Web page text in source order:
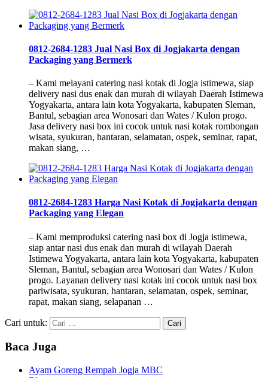
0812-2684-1283 Jual Nasi Box di Jogjakarta dengan
Packaging yang Bermerk
– Kami melayani catering nasi kotak di Jogja istimewa, siap
delivery nasi dus enak dan murah di wilayah Daerah Istimewa
Yogyakarta, antara lain kota Yogyakarta, kabupaten Sleman,
Bantul, sebagian area Wonosari dan Wates / Kulon progo.
Jasa delivery nasi box ini cocok untuk nasi kotak rombongan
wisata, syukuran, hantaran, selamatan, ospek, seminar, rapat,
makan siang, …
0812-2684-1283 Harga Nasi Kotak di Jogjakarta dengan
Packaging yang Elegan
– Kami memproduksi catering nasi box di Jogja istimewa,
siap antar nasi dus enak dan murah di wilayah Daerah
Istimewa Yogyakarta, antara lain kota Yogyakarta, kabupaten
Sleman, Bantul, sebagian area Wonosari dan Wates / Kulon
progo. Layanan delivery nasi kotak ini cocok untuk nasi box
pariwisata, syukuran, hantaran, selamatan, ospek, seminar,
rapat, makan siang, selapanan …
Cari untuk:
Baca Juga
Ayam Goreng Rempah Jogja MBC